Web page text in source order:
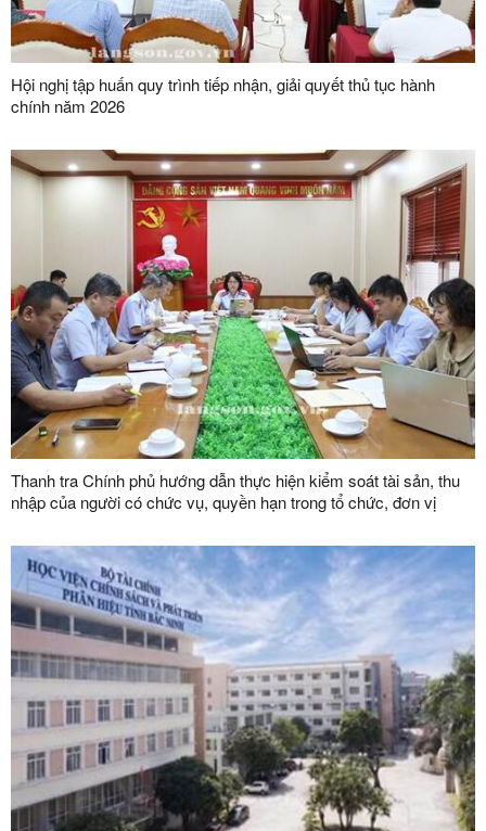
Hội nghị tập huấn quy trình tiếp nhận, giải quyết thủ tục hành
chính năm 2026
Thanh tra Chính phủ hướng dẫn thực hiện kiểm soát tài sản, thu
nhập của người có chức vụ, quyền hạn trong tổ chức, đơn vị